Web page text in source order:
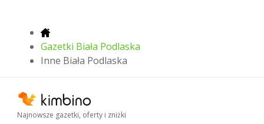
Gazetki Biała Podlaska
Inne Biała Podlaska
Najnowsze gazetki, oferty i zniżki